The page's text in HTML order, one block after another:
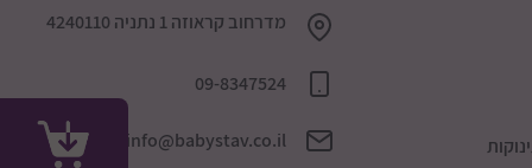
מדרחוב קראוזה 1 נתניה 4240110
09-8347524
info@babystav.co.il